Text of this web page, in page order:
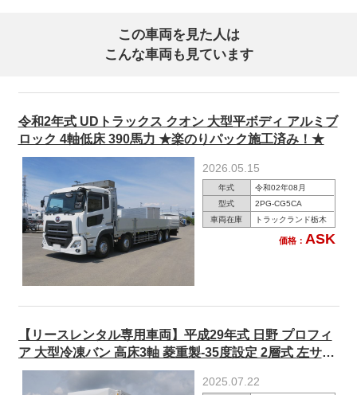
この車両を見た人は
こんな車両も見ています
令和2年式 UDトラックス クオン 大型平ボディ アルミブ
ロック 4軸低床 390馬力 ★楽のりパック施工済み！★
2026.05.15
年式
令和02年08月
型式
2PG-CG5CA
車両在庫
トラックランド栃木
価格： ASK
【リースレンタル専用車両】平成29年式 日野 プロフィ
ア 大型冷凍バン 高床3軸 菱重製-35度設定 2層式 左サイ
ド観音扉 リターダ ジョルダー4列 スタンバイ キースト
ン 380馬力 アルミホイール ★楽のりパック施工済み！
2025.07.22